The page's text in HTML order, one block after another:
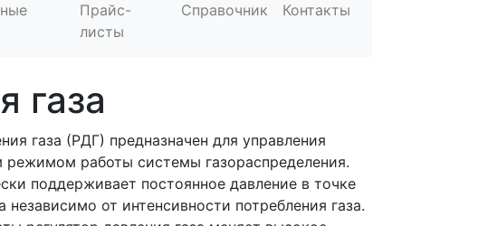
Прайс-
листы
Справочник Контакты
газа
газа (РДГ) предназначен для управления
режимом работы системы газораспределения.
поддерживает постоянное давление в точке
независимо от интенсивности потребления газа.